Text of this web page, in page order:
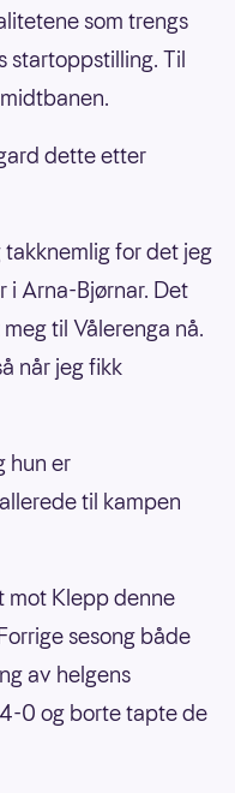
som trengs
startoppstilling. Til
dette etter
takknemlig for det jeg
i Arna-Bjørnar. Det
til Vålerenga nå.
når jeg fikk
hun er
til kampen
mot Klepp denne
sesong både
av helgens
0 og borte tapte de